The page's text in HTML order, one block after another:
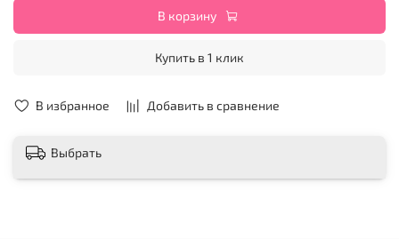
В избранное Добавить в сравнение
В корзину
Купить в 1 клик
Выбрать